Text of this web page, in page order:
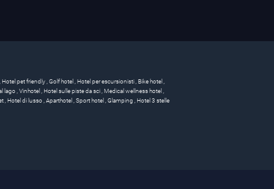
, Hotel pet friendly,Golf hotel, Hotel per escursionisti, Bike hotel,
lago,Vinhotel, Hotel sulle piste da sci, Medical wellness hotel,
, Hotel di lusso,Aparthotel,Sport hotel,Glamping , Hotel 3 stelle